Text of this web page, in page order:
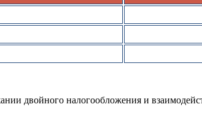
двойного налогообложения и